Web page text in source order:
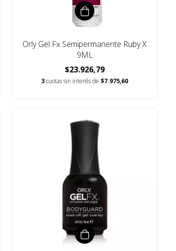
Orly Gel Fx Semipermanente Ruby X
9ML
$23.926,79
3cuotas sin interés de$7.975,60